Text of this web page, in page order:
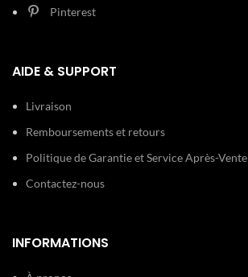
Pinterest
AIDE & SUPPORT
Livraison
Remboursements et retours
Politique de Garantie et Service Après-Vente
Contactez-nous
INFORMATIONS